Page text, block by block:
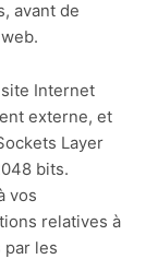
avant de
Internet
externe, et
Layer
bits.
vos
relatives à
les